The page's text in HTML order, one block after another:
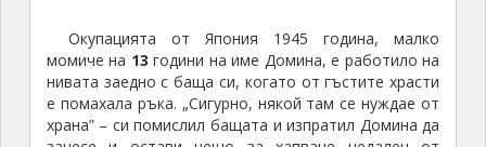
Окупацията от Япония 1945 година, малко
момиче на 13 години на име Домина, е работило на
нивата заедно с баща си, когато от гъстите храсти
е помахала ръка. „Сигурно, някой там се нуждае от
храна” – си помислил бащата и изпратил Домина да